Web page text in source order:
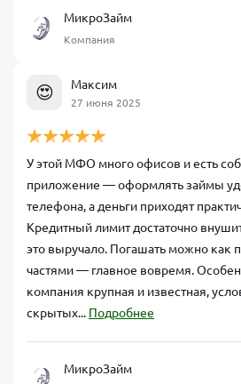
МикроЗайм
Компания
😍 Максим
27 июня 2025
У этой МФО много офисов и есть
приложение — оформлять займы
телефона, а деньги приходят
Кредитный лимит достаточно
это выручало. Погашать можно как
частями — главное вовремя.
компания крупная и известная,
скрытых... Подробнее
МикроЗайм